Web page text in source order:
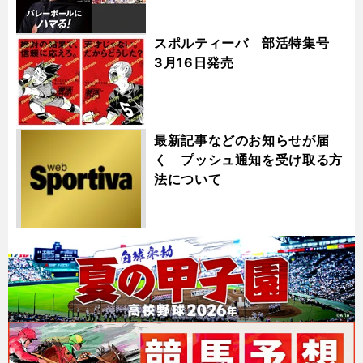
スポルティーバ 部活特集号
3月16日発売
最新記事などのお知らせが届
く プッシュ通知を受け取る方
法について